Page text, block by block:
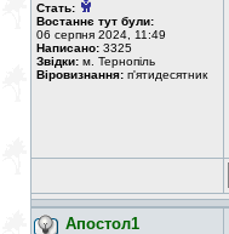
Стать:
Востаннє тут були:
06 серпня 2024, 11:49
Написано: 3325
Звідки: м. Тернопіль
Віровизнання: п'ятидесятник
Апостол1